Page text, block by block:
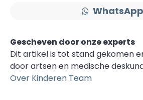
WhatsApp
Gescheven door onze experts
Dit artikel is tot stand gekomen
door artsen en medische
Over Kinderen Team